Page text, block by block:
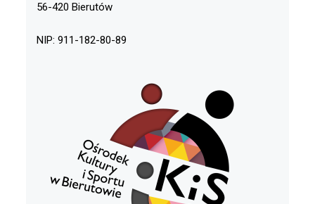
56-420 Bierutów
NIP: 911-182-80-89